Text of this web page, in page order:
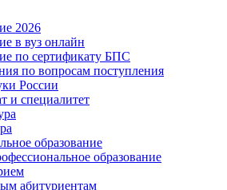
2026
в вуз онлайн
по сертификату БПС
по вопросам поступления
России
и специалитет
образование
образование
абитуриентам